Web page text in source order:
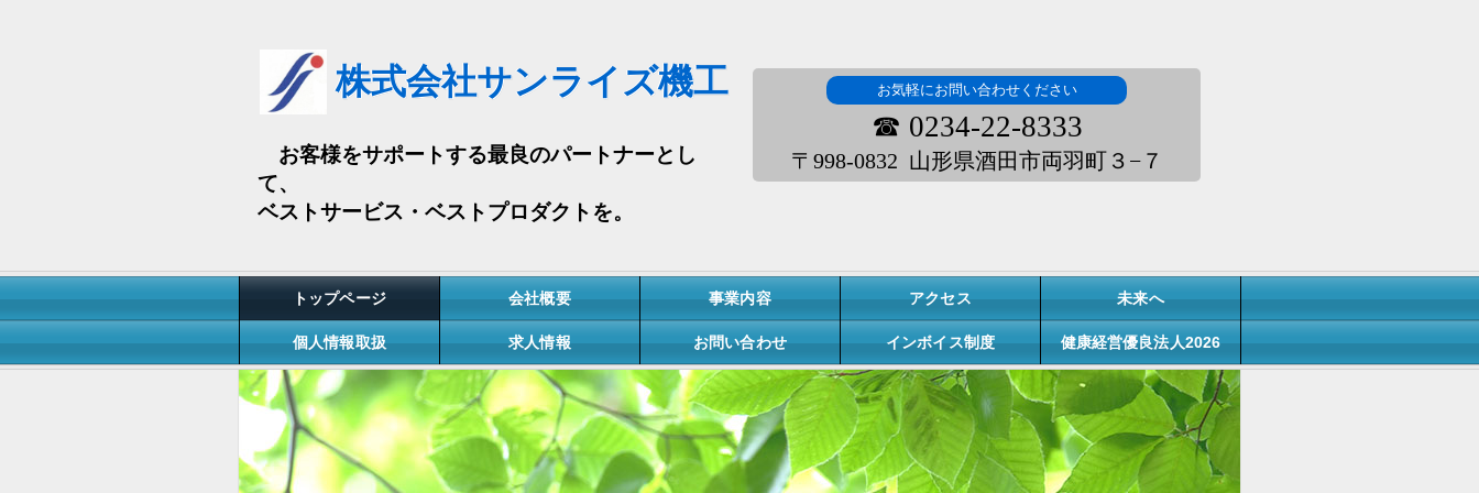
株式会社サンライズ機工
お客様をサポートする最良のパートナーとし
て、
ベストサービス・ベストプロダクトを。
お気軽にお問い合わせください
☎ 0234-22-8333
〒998-0832 山形県酒田市両羽町３−７
トップページ 会社概要 事業内容 アクセス 未来へ
個人情報取扱 求人情報 お問い合わせ インボイス制度 健康経営優良法人2026